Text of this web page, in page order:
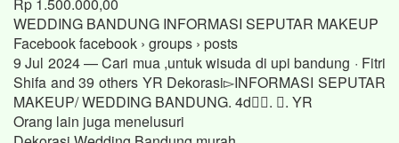
WEDDING BANDUNG INFORMASI SEPUTAR MAKEUP
Facebook facebook › groups › posts
9 Jul 2024 — Cari mua ,untuk wisuda di upi bandung · Fitri
Shifa and 39 others YR Dekorasi▻INFORMASI SEPUTAR
MAKEUP/ WEDDING BANDUNG. 4d󰞋󱟠. 󰟝. YR
Orang lain juga menelusuri